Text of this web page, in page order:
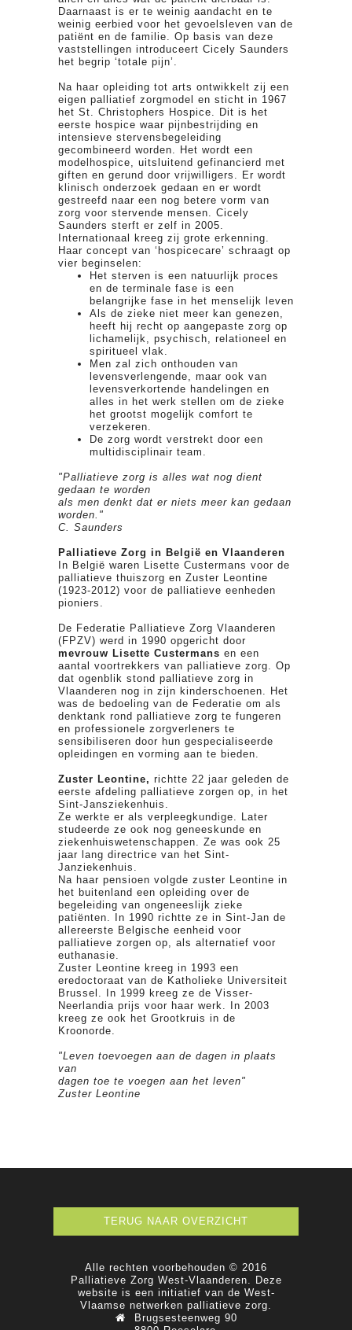
Daarnaast is er te weinig aandacht en te
weinig eerbied voor het gevoelsleven van de
patiënt en de familie. Op basis van deze
vaststellingen introduceert Cicely Saunders
het begrip ‘totale pijn’.
Na haar opleiding tot arts ontwikkelt zij een
eigen palliatief zorgmodel en sticht in 1967
het St. Christophers Hospice. Dit is het
eerste hospice waar pijnbestrijding en
intensieve stervensbegeleiding
gecombineerd worden. Het wordt een
modelhospice, uitsluitend gefinancierd met
giften en gerund door vrijwilligers. Er wordt
klinisch onderzoek gedaan en er wordt
gestreefd naar een nog betere vorm van
zorg voor stervende mensen. Cicely
Saunders sterft er zelf in 2005.
Internationaal kreeg zij grote erkenning.
Haar concept van ‘hospicecare’ schraagt op
vier beginselen:
Het sterven is een natuurlijk proces
en de terminale fase is een
belangrijke fase in het menselijk leven
Als de zieke niet meer kan genezen,
heeft hij recht op aangepaste zorg op
lichamelijk, psychisch, relationeel en
spiritueel vlak.
Men zal zich onthouden van
levensverlengende, maar ook van
levensverkortende handelingen en
alles in het werk stellen om de zieke
het grootst mogelijk comfort te
verzekeren.
De zorg wordt verstrekt door een
multidisciplinair team.
"Palliatieve zorg is alles wat nog dient
gedaan te worden
als men denkt dat er niets meer kan gedaan
worden."
C. Saunders
Palliatieve Zorg in België en Vlaanderen
In België waren Lisette Custermans voor de
palliatieve thuiszorg en Zuster Leontine
(1923-2012) voor de palliatieve eenheden
pioniers.
De Federatie Palliatieve Zorg Vlaanderen
(FPZV) werd in 1990 opgericht door
mevrouw Lisette Custermans en een
aantal voortrekkers van palliatieve zorg. Op
dat ogenblik stond palliatieve zorg in
Vlaanderen nog in zijn kinderschoenen. Het
was de bedoeling van de Federatie om als
denktank rond palliatieve zorg te fungeren
en professionele zorgverleners te
sensibiliseren door hun gespecialiseerde
opleidingen en vorming aan te bieden.
Zuster Leontine, richtte 22 jaar geleden de
eerste afdeling palliatieve zorgen op, in het
Sint-Jansziekenhuis.
Ze werkte er als verpleegkundige. Later
studeerde ze ook nog geneeskunde en
ziekenhuiswetenschappen. Ze was ook 25
jaar lang directrice van het Sint-
Janziekenhuis.
Na haar pensioen volgde zuster Leontine in
het buitenland een opleiding over de
begeleiding van ongeneeslijk zieke
patiënten. In 1990 richtte ze in Sint-Jan de
allereerste Belgische eenheid voor
palliatieve zorgen op, als alternatief voor
euthanasie.
Zuster Leontine kreeg in 1993 een
eredoctoraat van de Katholieke Universiteit
Brussel. In 1999 kreeg ze de Visser-
Neerlandia prijs voor haar werk. In 2003
kreeg ze ook het Grootkruis in de
Kroonorde.
"Leven toevoegen aan de dagen in plaats
van
dagen toe te voegen aan het leven"
Zuster Leontine
TERUG NAAR OVERZICHT
Alle rechten voorbehouden © 2016
Palliatieve Zorg West-Vlaanderen. Deze
website is een initiatief van de West-
Vlaamse netwerken palliatieve zorg.
Brugsesteenweg 90